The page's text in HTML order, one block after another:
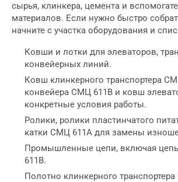
сырья, клинкера, цемента и
материалов. Если нужно быстро
начните с участка оборудования и
Ковши и лотки для элеваторов,
конвейерных линий.
Ковш клинкерного транспортера
конвейера СМЦ 611В и ковш
конкретные условия работы.
Ролики, ролики пластинчатого
катки СМЦ 611А для замены
Промышленные цепи, включая
611В.
Полотно клинкерного